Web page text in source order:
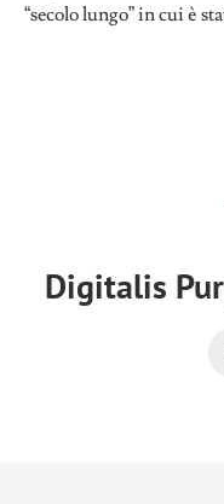
“secolo lungo” in cui è
Digitalis